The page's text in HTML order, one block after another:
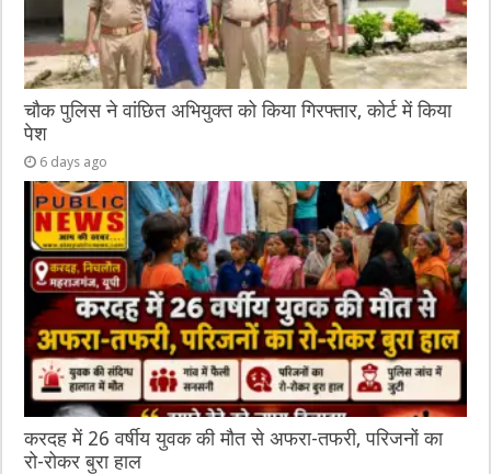
चौक पुलिस ने वांछित अभियुक्त को किया गिरफ्तार, कोर्ट में किया
पेश
6 days ago
करदह में 26 वर्षीय युवक की मौत से अफरा-तफरी, परिजनों का
रो-रोकर बुरा हाल